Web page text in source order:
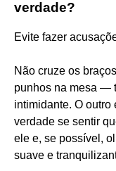
verdade?
Evite fazer
Não cruze os
punhos na mesa —
intimidante. O outro
verdade se sentir
ele e, se possível,
suave e